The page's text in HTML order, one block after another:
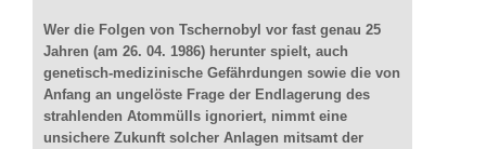
Wer die Folgen von Tschernobyl vor fast genau 25
Jahren (am 26. 04. 1986) herunter spielt, auch
genetisch-medizinische Gefährdungen sowie die von
Anfang an ungelöste Frage der Endlagerung des
strahlenden Atommülls ignoriert, nimmt eine
unsichere Zukunft solcher Anlagen mitsamt der